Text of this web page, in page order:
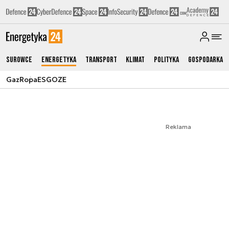
Surowce Energetyka Transport Klimat Polityka Gospodarka
GazRopaESGOZE
Reklama